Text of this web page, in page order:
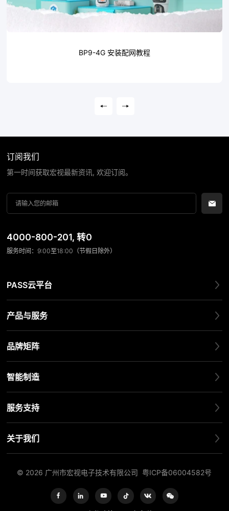
BP9-4G 安装配网教程
订阅我们
第一时间获取宏视最新资讯, 欢迎订阅。
4000-800-201, 转0
服务时间：9:00至18:00（节假日除外）
PASS云平台
产品与服务
品牌矩阵
智能制造
服务支持
关于我们
© 2026 广州市宏视电子技术有限公司粤ICP备06004582号